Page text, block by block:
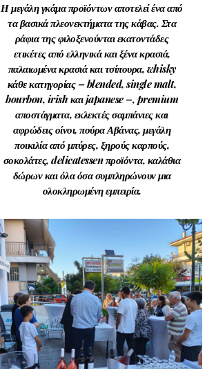
Η μεγάλη γκάμα προϊόντων αποτελεί ένα από
τα βασικά πλεονεκτήματα της κάβας. Στα
ράφια της φιλοξενούνται εκατοντάδες
ετικέτες από ελληνικά και ξένα κρασιά,
παλαιωμένα κρασιά και τσίπουρα, whisky
κάθε κατηγορίας – blended, single malt,
bourbon, irish και japanese –, premium
αποστάγματα, εκλεκτές σαμπάνιες και
αφρώδεις οίνοι, πούρα Αβάνας, μεγάλη
ποικιλία από μπύρες, ξηρούς καρπούς,
σοκολάτες, delicatessen προϊόντα, καλάθια
δώρων και όλα όσα συμπληρώνουν μια
ολοκληρωμένη εμπειρία.